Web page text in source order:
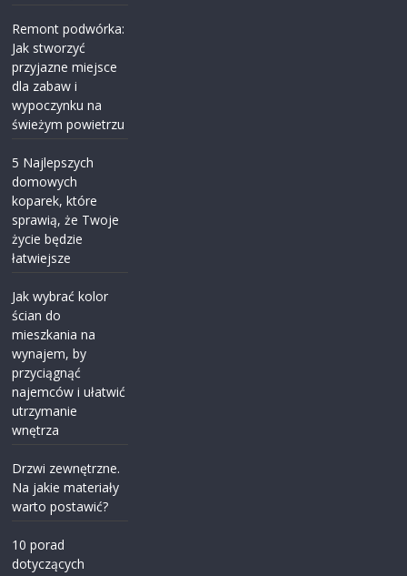
Remont podwórka:
Jak stworzyć
przyjazne miejsce
dla zabaw i
wypoczynku na
świeżym powietrzu
5 Najlepszych
domowych
koparek, które
sprawią, że Twoje
życie będzie
łatwiejsze
Jak wybrać kolor
ścian do
mieszkania na
wynajem, by
przyciągnąć
najemców i ułatwić
utrzymanie
wnętrza
Drzwi zewnętrzne.
Na jakie materiały
warto postawić?
10 porad
dotyczących